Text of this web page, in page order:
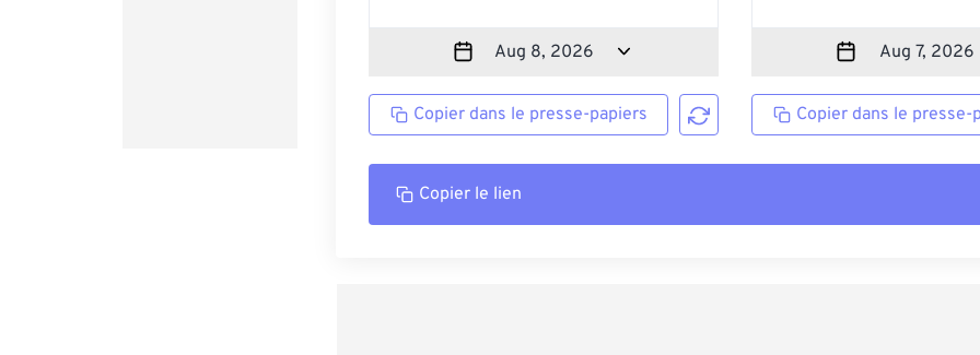
Copier dans le presse-papiers Copier dans le presse-
Copier le lien